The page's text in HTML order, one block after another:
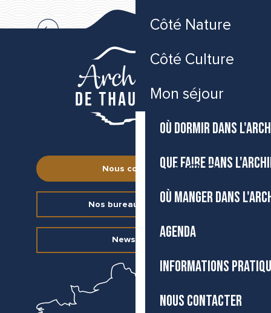
Côté Nature
Côté Culture
Mon séjour
OÙ DORMIR DANS
QUE FAIRE DANS
OÙ MANGER DANS
AGENDA
INFORMATIONS
NOUS CONTACTER
ABBAYE SAINTE-MARIE DE VALMAGNE
Les incontournables de Villeveyrac
Nous contacter
Nos bureaux d’accueil
Newsletter